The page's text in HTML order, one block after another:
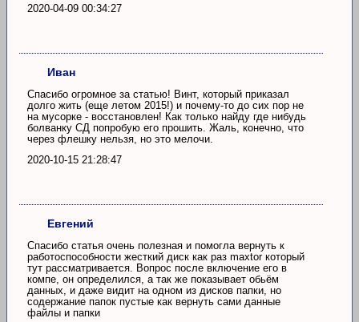
2020-04-09 00:34:27
Иван
Спасибо огромное за статью! Винт, который приказал
долго жить (еще летом 2015!) и почему-то до сих пор не
на мусорке - восстановлен! Как только найду где нибудь
болванку СД попробую его прошить. Жаль, конечно, что
через флешку нельзя, но это мелочи.
2020-10-15 21:28:47
Евгений
Спасибо статья очень полезная и помогла вернуть к
работоспособности жесткий диск как раз maxtor который
тут рассматривается. Вопрос после включение его в
компе, он определился, а так же показывает обьём
данных, и даже видит на одном из дисков папки, но
содержание папок пустые как вернуть сами данные
файлы и папки